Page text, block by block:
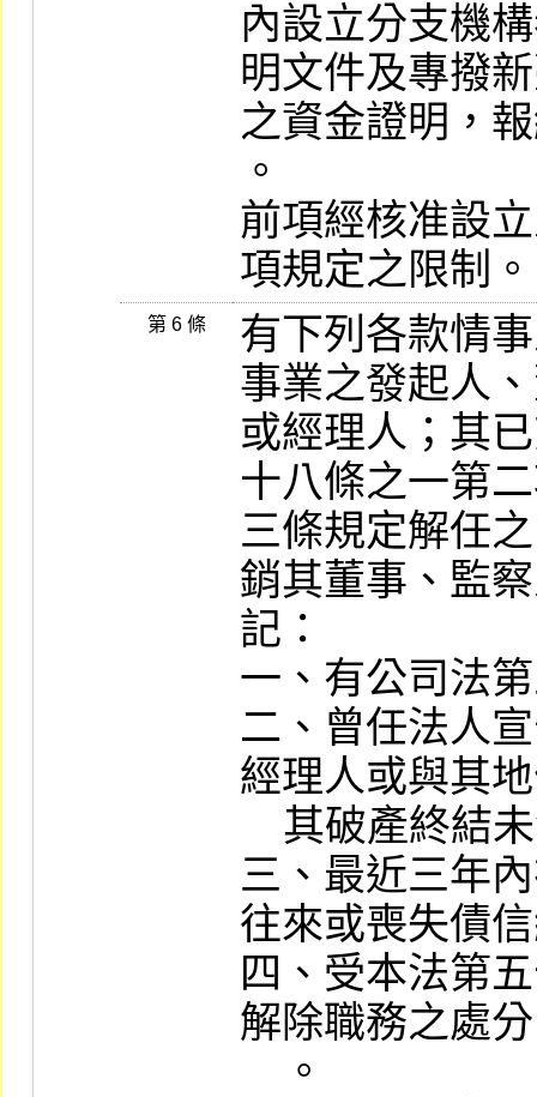
內設立分支機
明文件及專撥
之資金證明，
。
前項經核准設
第 6 條
有下列各款情
事業之發起人
或經理人；其
十八條之一第
三條規定解任
銷其董事、監
記：
一、有公司法
二、曾任法人
經理人或與其
三、最近三年
往來或喪失債
四、受本法第
解除職務之處